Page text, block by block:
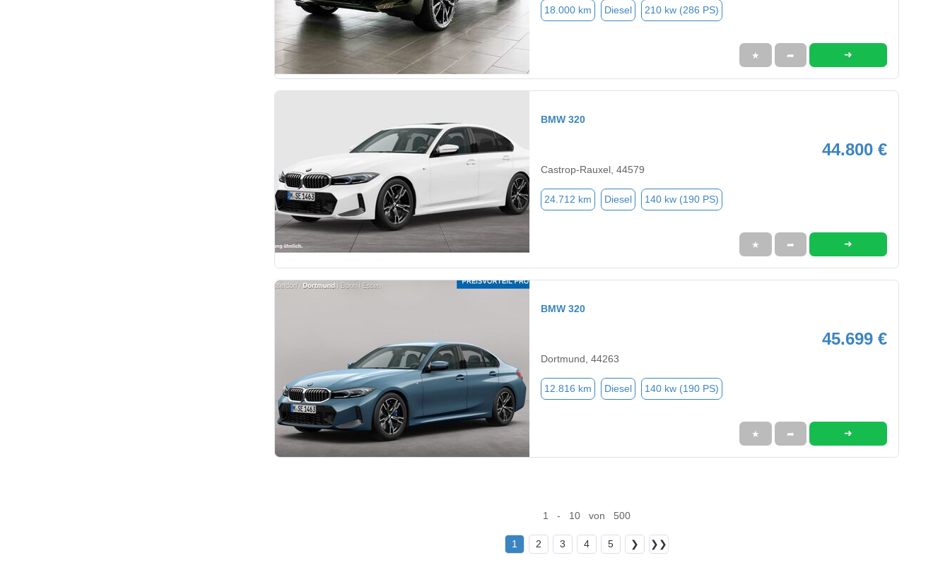
18.000 km Diesel 210 kw (286 PS)
★ ➦ ➜
BMW 320
44.800 €
Castrop-Rauxel, 44579
24.712 km Diesel 140 kw (190 PS)
★ ➦ ➜
BMW 320
45.699 €
Dortmund, 44263
12.816 km Diesel 140 kw (190 PS)
★ ➦ ➜
1 - 10 von 500
1 2 3 4 5 ❯ ❯❯